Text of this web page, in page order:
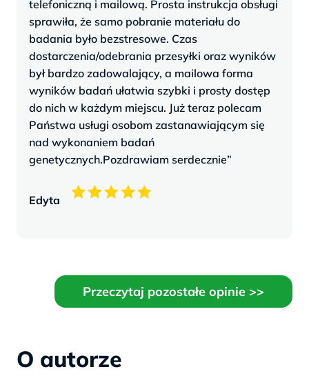
telefoniczną i mailową. Prosta instrukcja obsługi
sprawiła, że samo pobranie materiału do
badania było bezstresowe. Czas
dostarczenia/odebrania przesyłki oraz wyników
był bardzo zadowalający, a mailowa forma
wyników badań ułatwia szybki i prosty dostęp
do nich w każdym miejscu. Już teraz polecam
Państwa usługi osobom zastanawiającym się
nad wykonaniem badań
genetycznych.Pozdrawiam serdecznie”
Edyta
Przeczytaj pozostałe opinie >>
O autorze